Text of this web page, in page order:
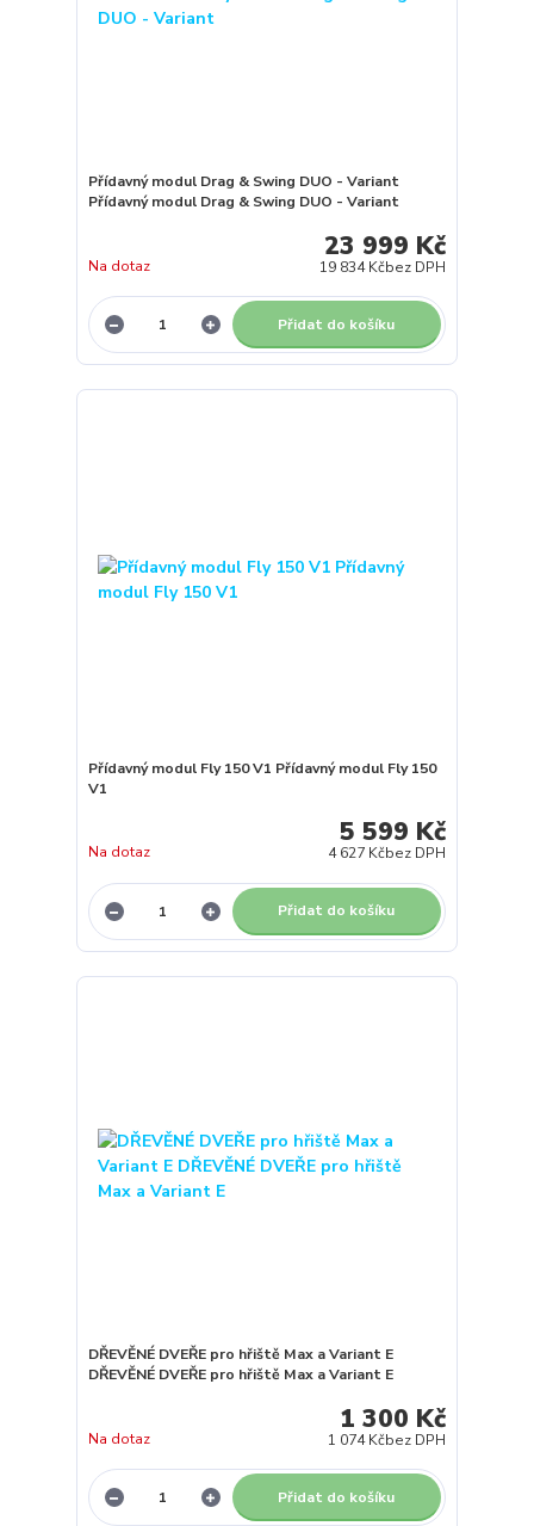
Přídavný modul Drag & Swing DUO - Variant
Přídavný modul Drag & Swing DUO - Variant
23 999 Kč
19 834 Kčbez DPH
Na dotaz
Přidat do košíku
Přídavný modul Fly 150 V1 Přídavný modul Fly 150
V1
5 599 Kč
4 627 Kčbez DPH
Na dotaz
Přidat do košíku
DŘEVĚNÉ DVEŘE pro hřiště Max a Variant E
DŘEVĚNÉ DVEŘE pro hřiště Max a Variant E
1 300 Kč
1 074 Kčbez DPH
Na dotaz
Přidat do košíku